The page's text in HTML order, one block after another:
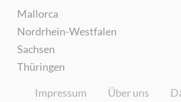
Mallorca
Nordrhein-Westfalen
Sachsen
Thüringen
Impressum Über uns